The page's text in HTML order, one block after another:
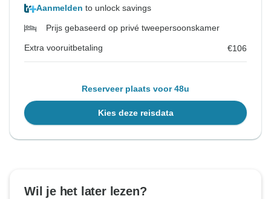
Aanmelden to unlock savings
Prijs gebaseerd op privé tweepersoonskamer
Extra vooruitbetaling €106
Reserveer plaats voor 48u
Kies deze reisdata
Wil je het later lezen?